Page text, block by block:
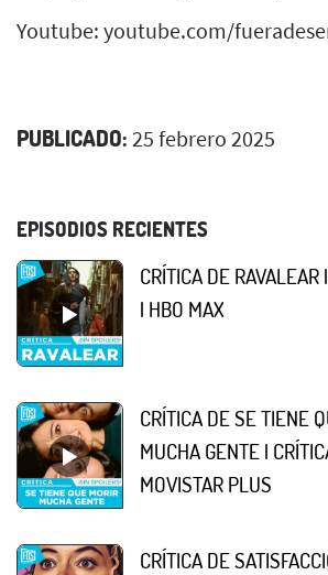
Youtube: youtube.com/
PUBLICADO: 25 febrero 2025
EPISODIOS RECIENTES
CRÍTICA DE
| HBO MAX
CRÍTICA DE SE TIENE
MUCHA GENTE |
MOVISTAR PLUS
CRÍTICA DE